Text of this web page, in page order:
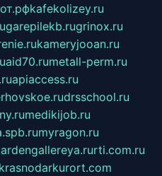
kafekolizey.ru
grinox.ru
kameryjooan.ru
aid70.rumetall-perm.ru
apiaccess.ru
drsschool.ru
medikijob.ru
myragon.ru
rti.com.ru
krasnodarkurort.com